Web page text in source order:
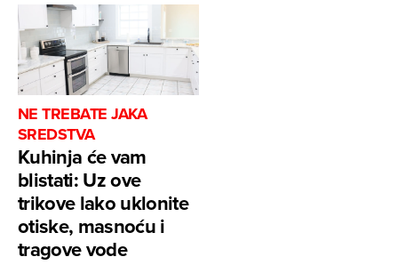
NE TREBATE JAKA
SREDSTVA
Kuhinja će vam
blistati: Uz ove
trikove lako uklonite
otiske, masnoću i
tragove vode